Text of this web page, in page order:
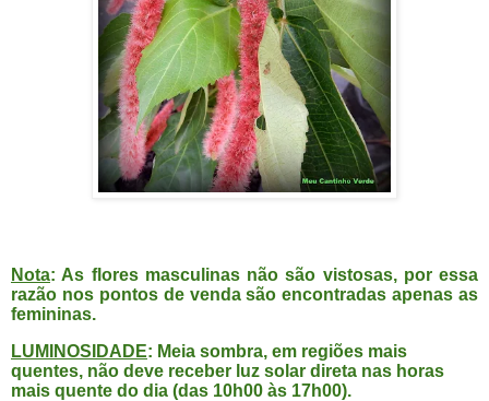
Nota: As flores masculinas não são vistosas, por essa
razão nos pontos de venda são encontradas apenas as
femininas.
LUMINOSIDADE: Meia sombra, em regiões mais
quentes, não deve receber luz solar direta nas horas
mais quente do dia (das 10h00 às 17h00).